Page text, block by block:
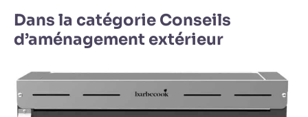
Dans la catégorie Conseils
d’aménagement extérieur